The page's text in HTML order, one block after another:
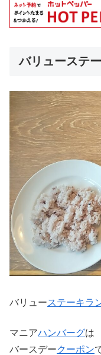
バリューステ
バリューステーキラ
マニアハンバーグは
バースデークーポン